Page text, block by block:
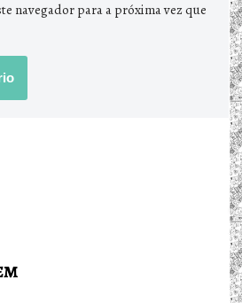
navegador para a próxima vez que